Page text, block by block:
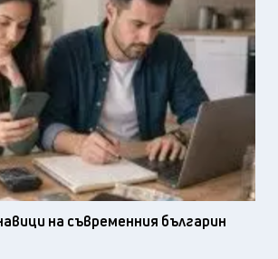
на съвременния българин